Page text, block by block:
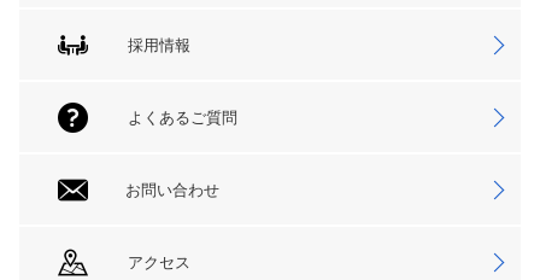
採用情報
よくあるご質問
お問い合わせ
アクセス